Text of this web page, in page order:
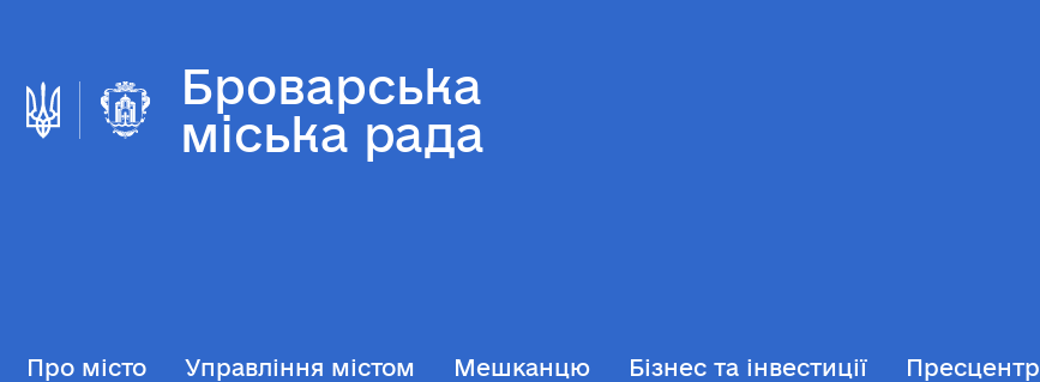
Броварська
міська рада
Про місто Управління містом Мешканцю Бізнес та інвестиції Пресцентр